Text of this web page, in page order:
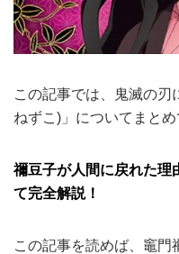
この記事では、鬼滅の刃
ねずこ)」についてまとめ
禰豆子が人間に戻れた理
て完全解説！
この記事を読めば、竈門